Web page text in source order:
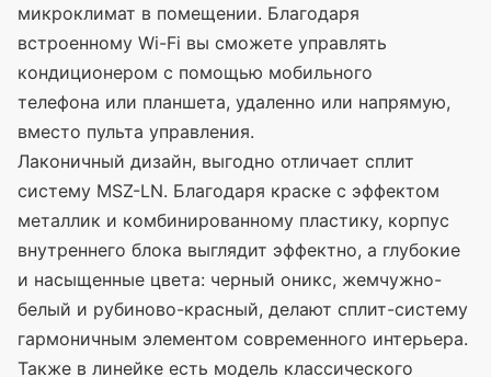
микроклимат в помещении. Благодаря
встроенному Wi-Fi вы сможете управлять
кондиционером с помощью мобильного
телефона или планшета, удаленно или напрямую,
вместо пульта управления.
Лаконичный дизайн, выгодно отличает сплит
систему MSZ-LN. Благодаря краске с эффектом
металлик и комбинированному пластику, корпус
внутреннего блока выглядит эффектно, а глубокие
и насыщенные цвета: черный оникс, жемчужно-
белый и рубиново-красный, делают сплит-систему
гармоничным элементом современного интерьера.
Также в линейке есть модель классического